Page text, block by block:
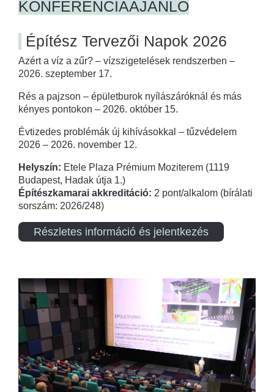
KONFERENCIAAJÁNLÓ
Építész Tervezői Napok 2026
Azért a víz a zűr? – vízszigetelések rendszerben –
2026. szeptember 17.
Rés a pajzson – épületburok nyílászáróknál és más
kényes pontokon – 2026. október 15.
Évtizedes problémák új kihívásokkal – tűzvédelem
2026 – 2026. november 12.
Helyszín: Etele Plaza Prémium Moziterem (1119
Budapest, Hadak útja 1.)
Építészkamarai akkreditáció: 2 pont/alkalom (bírálati
sorszám: 2026/248)
Részletes információ és jelentkezés